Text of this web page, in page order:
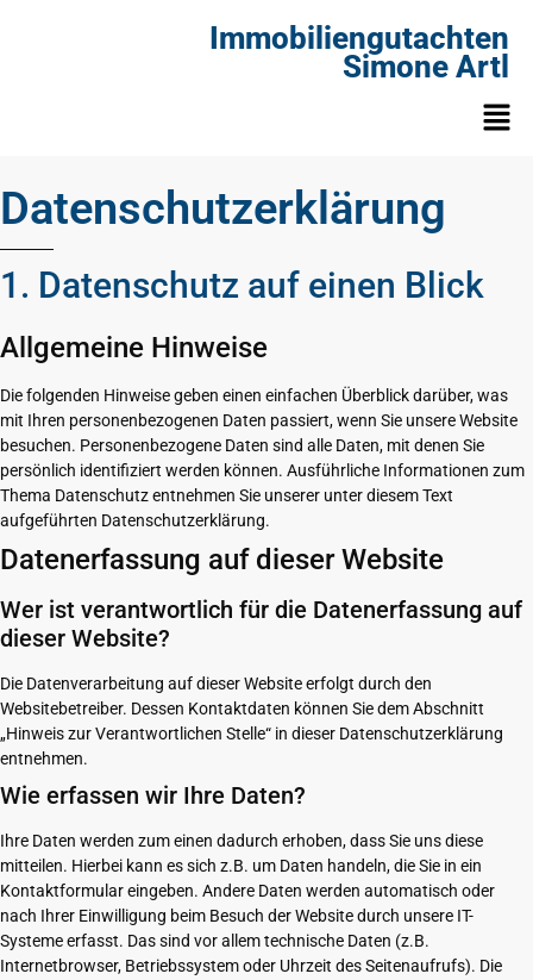
Immobiliengutachten
Simone Artl
Datenschutzerklärung
1. Datenschutz auf einen Blick
Allgemeine Hinweise
Die folgenden Hinweise geben einen einfachen Überblick darüber, was
mit Ihren personenbezogenen Daten passiert, wenn Sie unsere Website
besuchen. Personenbezogene Daten sind alle Daten, mit denen Sie
persönlich identifiziert werden können. Ausführliche Informationen zum
Thema Datenschutz entnehmen Sie unserer unter diesem Text
aufgeführten Datenschutzerklärung.
Datenerfassung auf dieser Website
Wer ist verantwortlich für die Datenerfassung auf
dieser Website?
Die Datenverarbeitung auf dieser Website erfolgt durch den
Websitebetreiber. Dessen Kontaktdaten können Sie dem Abschnitt
„Hinweis zur Verantwortlichen Stelle“ in dieser Datenschutzerklärung
entnehmen.
Wie erfassen wir Ihre Daten?
Ihre Daten werden zum einen dadurch erhoben, dass Sie uns diese
mitteilen. Hierbei kann es sich z.B. um Daten handeln, die Sie in ein
Kontaktformular eingeben. Andere Daten werden automatisch oder
nach Ihrer Einwilligung beim Besuch der Website durch unsere IT-
Systeme erfasst. Das sind vor allem technische Daten (z.B.
Internetbrowser, Betriebssystem oder Uhrzeit des Seitenaufrufs). Die